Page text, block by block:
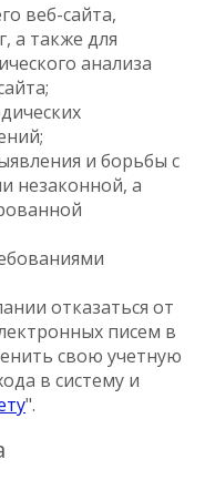
веб-сайта,
а также для
анализа
и борьбы с
незаконной, а
отказаться от
писем в
свою учетную
в систему и
".